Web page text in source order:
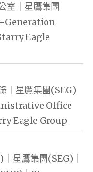
室｜星鷹集團
Generation
Eagle
｜星鷹集團(SEG)
Office
Eagle Group
星鷹集團(SEG)｜